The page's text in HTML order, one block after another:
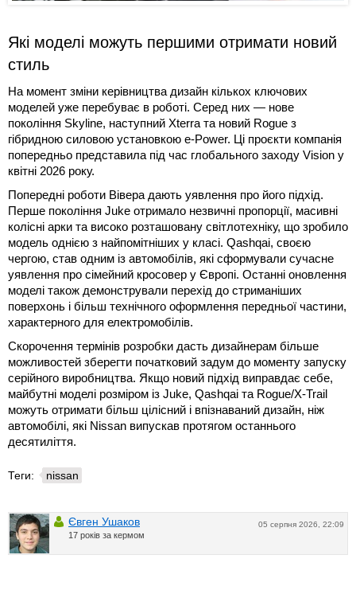
Які моделі можуть першими отримати новий
стиль
На момент зміни керівництва дизайн кількох ключових
моделей уже перебуває в роботі. Серед них — нове
покоління Skyline, наступний Xterra та новий Rogue з
гібридною силовою установкою e-Power. Ці проєкти компанія
попередньо представила під час глобального заходу Vision у
квітні 2026 року.
Попередні роботи Вівера дають уявлення про його підхід.
Перше покоління Juke отримало незвичні пропорції, масивні
колісні арки та високо розташовану світлотехніку, що зробило
модель однією з найпомітніших у класі. Qashqai, своєю
чергою, став одним із автомобілів, які сформували сучасне
уявлення про сімейний кросовер у Європі. Останні оновлення
моделі також демонстрували перехід до стриманіших
поверхонь і більш технічного оформлення передньої частини,
характерного для електромобілів.
Скорочення термінів розробки дасть дизайнерам більше
можливостей зберегти початковий задум до моменту запуску
серійного виробництва. Якщо новий підхід виправдає себе,
майбутні моделі розміром із Juke, Qashqai та Rogue/X-Trail
можуть отримати більш цілісний і впізнаваний дизайн, ніж
автомобілі, які Nissan випускав протягом останнього
десятиліття.
Теги: nissan
05 серпня 2026, 22:09
Євген Ушаков
17 років за кермом